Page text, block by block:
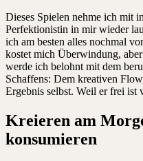
Dieses⁠ Spielen nehme ich mit
Perfektionistin in mir wieder
ich am besten alles nochmal
kostet mich Überwindung,
werde ich belohnt mit dem
Schaffens: Dem kreativen
Ergebnis selbst. Weil er frei ist
Kreieren am
konsumieren